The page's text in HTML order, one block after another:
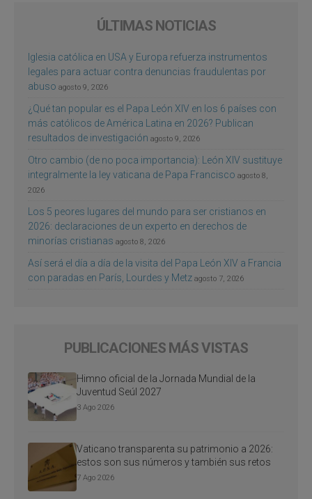
ÚLTIMAS NOTICIAS
Iglesia católica en USA y Europa refuerza instrumentos
legales para actuar contra denuncias fraudulentas por
abuso agosto 9, 2026
¿Qué tan popular es el Papa León XIV en los 6 países con
más católicos de América Latina en 2026? Publican
resultados de investigación agosto 9, 2026
Otro cambio (de no poca importancia): León XIV sustituye
integralmente la ley vaticana de Papa Francisco agosto 8,
2026
Los 5 peores lugares del mundo para ser cristianos en
2026: declaraciones de un experto en derechos de
minorías cristianas agosto 8, 2026
Así será el día a día de la visita del Papa León XIV a Francia
con paradas en París, Lourdes y Metz agosto 7, 2026
PUBLICACIONES MÁS VISTAS
Himno oficial de la Jornada Mundial de la
Juventud Seúl 2027
3 Ago 2026
Vaticano transparenta su patrimonio a 2026:
estos son sus números y también sus retos
7 Ago 2026